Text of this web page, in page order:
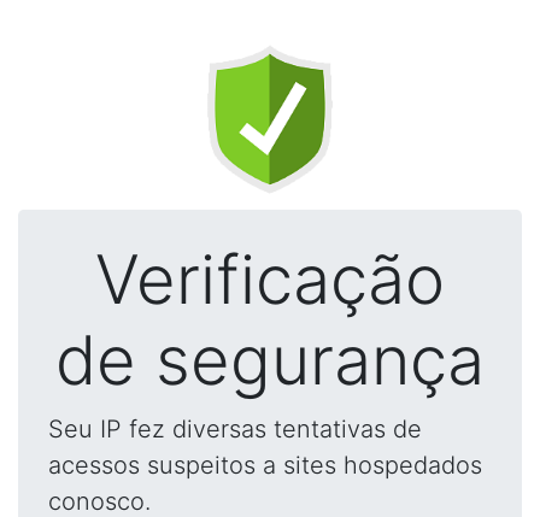
Verificação
de segurança
Seu IP fez diversas tentativas de
acessos suspeitos a sites hospedados
conosco.